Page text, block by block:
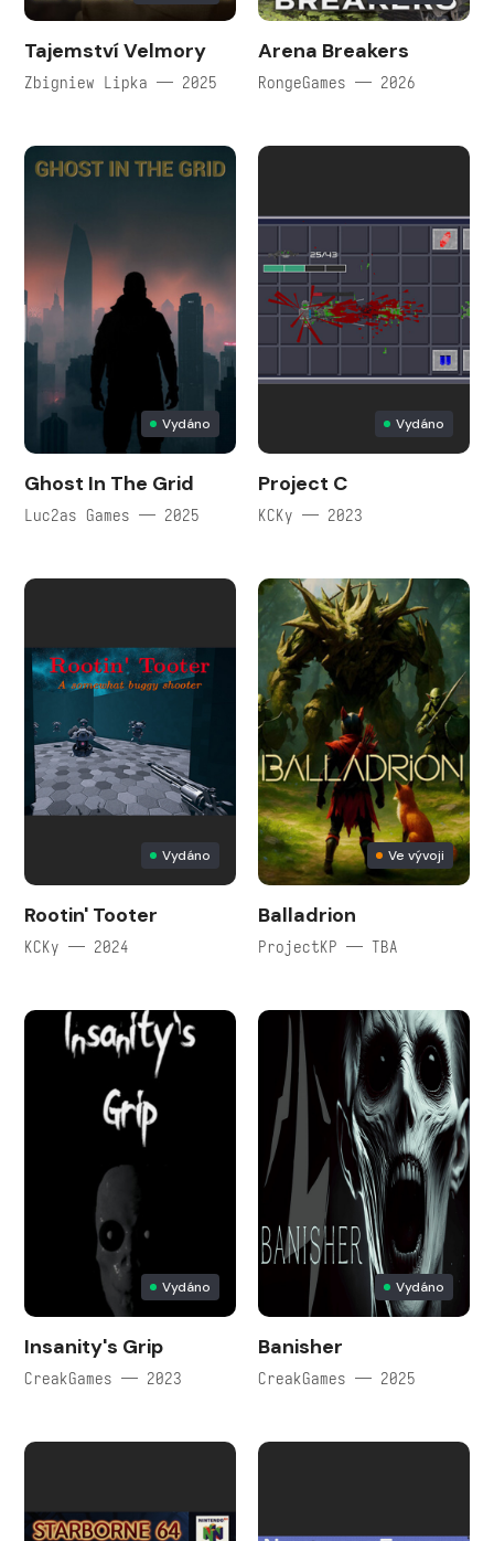
Tajemství Velmory
Zbigniew Lipka — 2025
Arena Breakers
RongeGames — 2026
Vydáno
Ghost In The Grid
Luc2as Games — 2025
Vydáno
Project C
KCKy — 2023
Vydáno
Rootin' Tooter
KCKy — 2024
Ve vývoji
Balladrion
ProjectKP — TBA
Vydáno
Insanity's Grip
CreakGames — 2023
Vydáno
Banisher
CreakGames — 2025